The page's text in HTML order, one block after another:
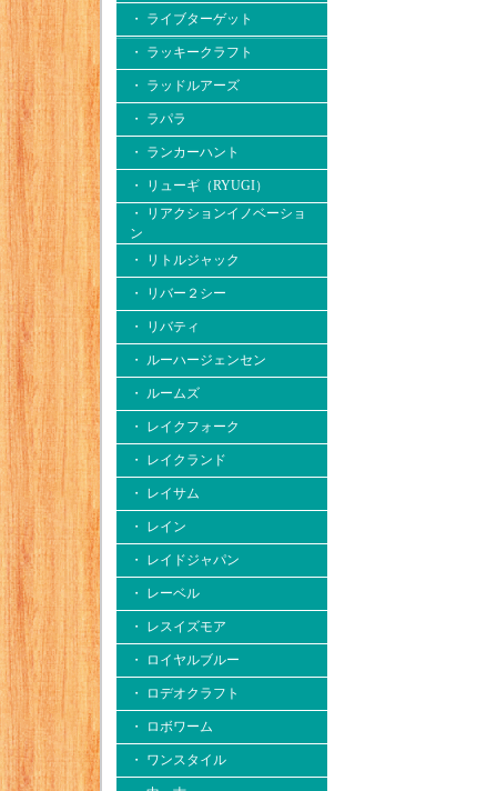
・ ライブターゲット
・ ラッキークラフト
・ ラッドルアーズ
・ ラパラ
・ ランカーハント
・ リューギ（RYUGI）
・ リアクションイノベーショ
ン
・ リトルジャック
・ リバー２シー
・ リバティ
・ ルーハージェンセン
・ ルームズ
・ レイクフォーク
・ レイクランド
・ レイサム
・ レイン
・ レイドジャパン
・ レーベル
・ レスイズモア
・ ロイヤルブルー
・ ロデオクラフト
・ ロボワーム
・ ワンスタイル